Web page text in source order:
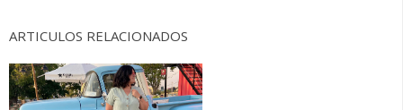
ARTICULOS RELACIONADOS